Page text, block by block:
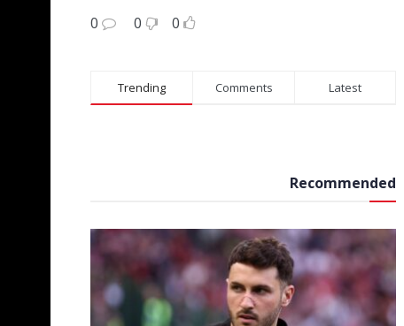
0
0
Trending Comments Latest
Recommended